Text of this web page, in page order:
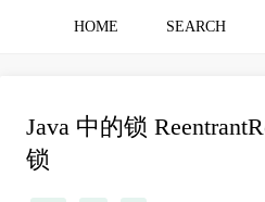
HOME SEARCH
Java 中的锁
锁